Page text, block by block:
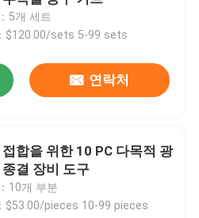
5개 세트
$120.00/sets 5-99 sets
연락처
합을 위한 10 PC 다목적 광
결 장비 도구
10개 부분
$53.00/pieces 10-99 pieces